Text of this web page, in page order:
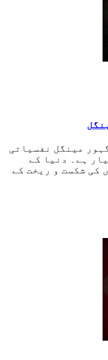
مینگل نفسیاتی
ہے۔ دنیا کے
کی شکست و ریخت کے